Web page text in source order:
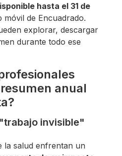
hasta el 31 de
móvil de Encuadrado.
explorar, descargar
durante todo ese
anual
invisible"
la salud enfrentan un